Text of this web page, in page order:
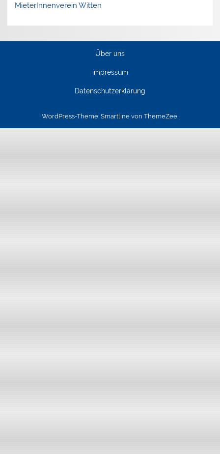
MieterInnenverein Witten
Über uns
impressum
Datenschutzerklärung
WordPress-Theme: Smartline von ThemeZee.